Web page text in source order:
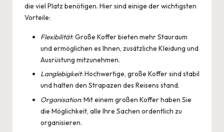
die viel Platz benötigen. Hier sind einige der wichtigsten
Vorteile:
Flexibilität: Große Koffer bieten mehr Stauraum
und ermöglichen es Ihnen, zusätzliche Kleidung und
Ausrüstung mitzunehmen.
Langlebigkeit: Hochwertige, große Koffer sind stabil
und halten den Strapazen des Reisens stand.
Organisation: Mit einem großen Koffer haben Sie
die Möglichkeit, alle Ihre Sachen ordentlich zu
organisieren.